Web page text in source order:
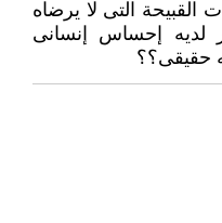
القبيحة التى لا يرضاه
لديه إحساس إنسانى
حقيقى؟؟‏